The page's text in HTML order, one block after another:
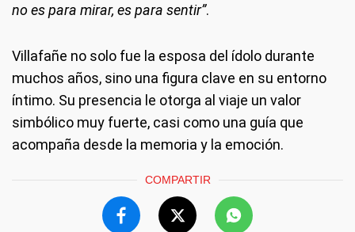
no es para mirar, es para sentir”.
Villafañe no solo fue la esposa del ídolo durante
muchos años, sino una figura clave en su entorno
íntimo. Su presencia le otorga al viaje un valor
simbólico muy fuerte, casi como una guía que
acompaña desde la memoria y la emoción.
COMPARTIR